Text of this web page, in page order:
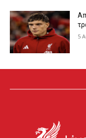
5